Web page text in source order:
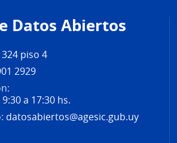
Datos Abiertos
piso 4
2929
a 17:30 hs.
datosabiertos@agesic.gub.uy